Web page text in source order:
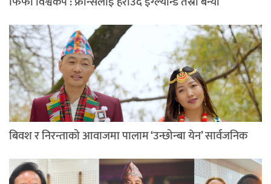
बिवश र निरन्ताको आवाजमा पालाम ‘उन्छोन्बा येन’ सार्वजनिक